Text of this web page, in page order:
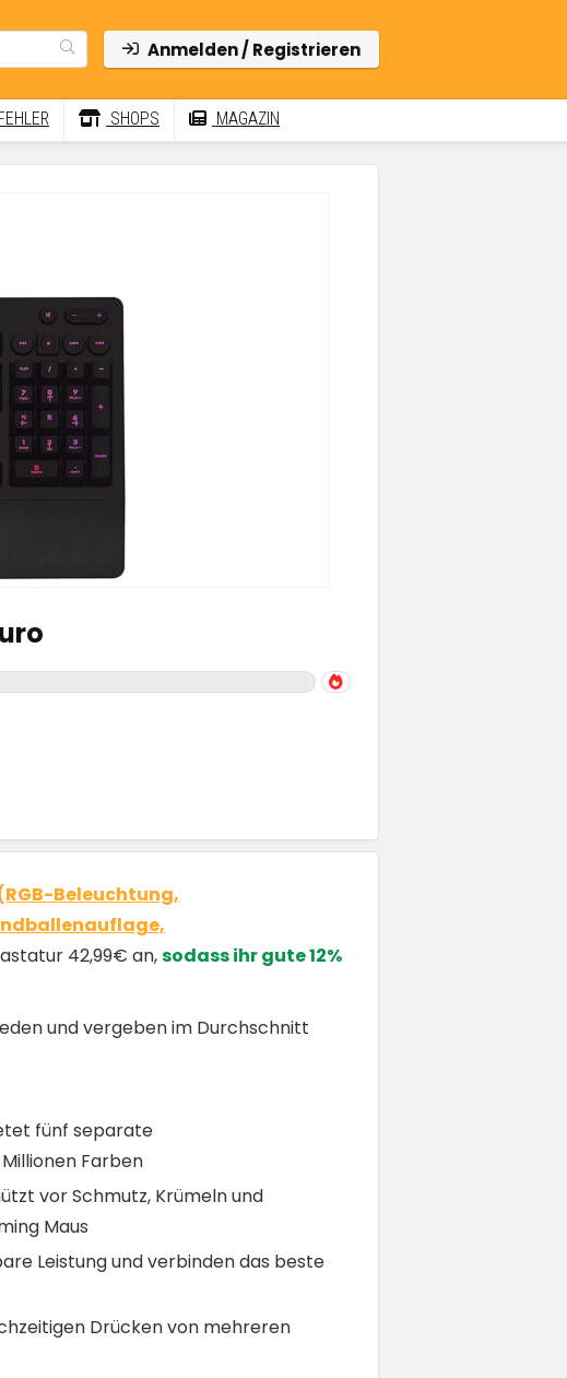
Anmelden / Registrieren
SHOPS MAGAZIN
Beleuchtung,
42,99€ an,sodass ihr gute 12%
und vergeben im Durchschnitt
fünf separate
Farben
vor Schmutz, Krümeln und
Maus
Leistung und verbinden das beste
Drücken von mehreren